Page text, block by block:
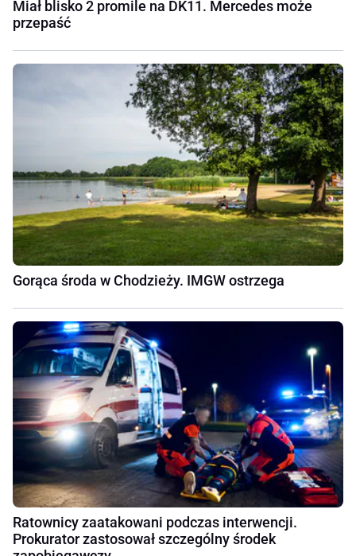
Miał blisko 2 promile na DK11. Mercedes może
przepaść
Gorąca środa w Chodzieży. IMGW ostrzega
Ratownicy zaatakowani podczas interwencji.
Prokurator zastosował szczególny środek